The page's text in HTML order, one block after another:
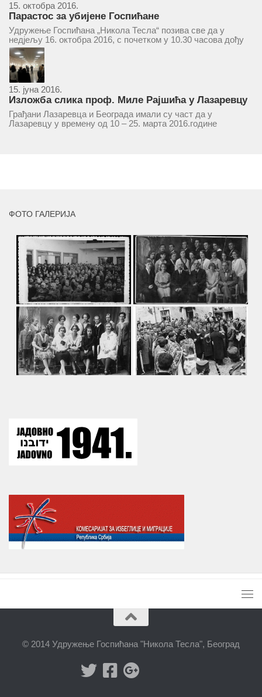
15. октобра 2016.
Парастос за убијене Госпићане
Удружење Госпићана „Никола Тесла“ позива све да у
недјељу 16. октобра 2016, с почетком у 10.30 часова дођу
у цркву Светог оца Николаја у Борчи (Улица Вука Караџића
1), гдје ће бити служен парастос за...
15. јуна 2016.
Изложба слика проф. Миле Рајшића у Лазаревцу
Грађани Лазаревца и Београда имали су част да у
Лазаревцу у времену од 10 – 25. марта 2016.године
ФОТО ГАЛЕРИЈА
© 2014 Удружење Госпићана "Никола Тесла", Београд